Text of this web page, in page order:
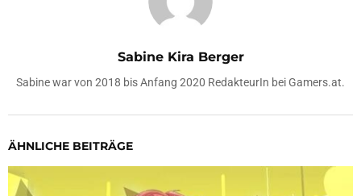
Sabine Kira Berger
Sabine war von 2018 bis Anfang 2020 RedakteurIn bei Gamers.at.
ÄHNLICHE BEITRÄGE